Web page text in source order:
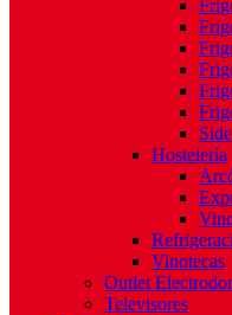
Hostelería
Vinotecas
Outlet
Televisores